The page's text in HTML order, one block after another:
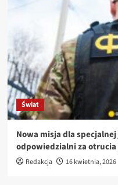
Świat
Nowa misja dla
odpowiedzialni za
Redakcja 16 kwietnia, 2026